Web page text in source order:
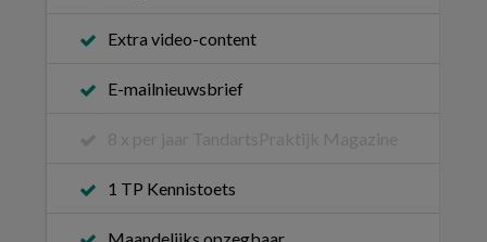
Extra video-content
E-mailnieuwsbrief
1 TP Kennistoets